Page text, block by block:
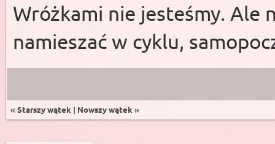
Wróżkami nie jesteśmy. Ale
namieszać w cyklu,
« Starszy wątek | Nowszy wątek »